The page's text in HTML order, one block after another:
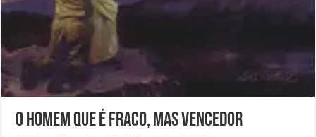
O Homem que é Fraco, Mas Vencedor